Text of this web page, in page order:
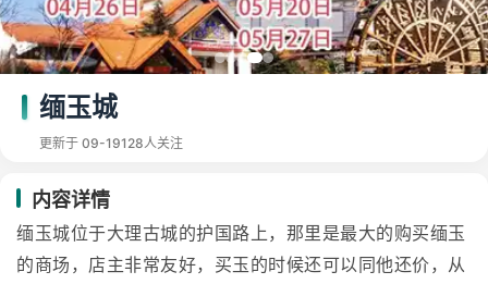
缅玉城
更新于 09-19128人关注
内容详情
缅玉城位于大理古城的护国路上，那里是最大的购买缅玉
的商场，店主非常友好，买玉的时候还可以同他还价，从